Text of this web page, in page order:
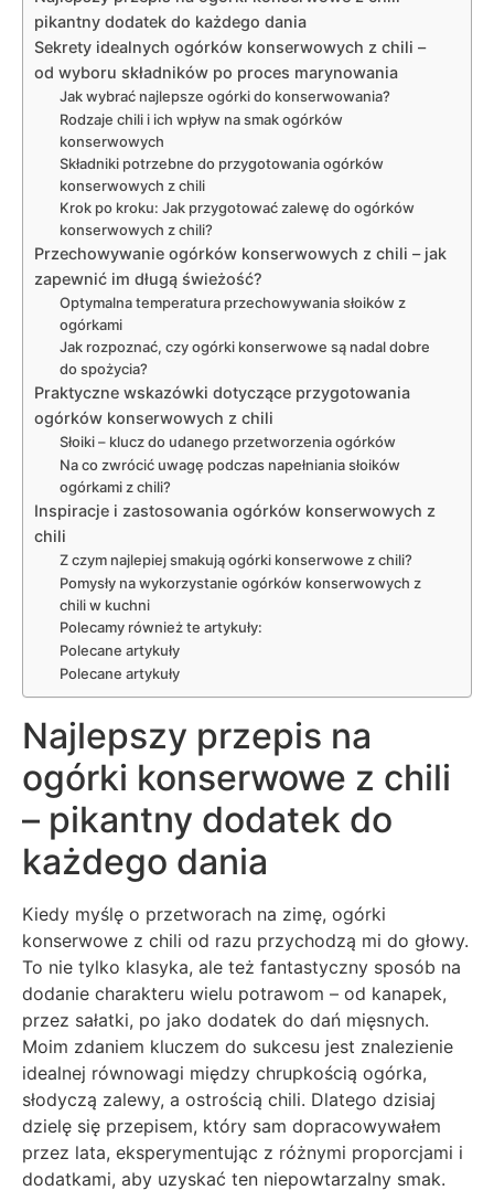
pikantny dodatek do każdego dania
Sekrety idealnych ogórków konserwowych z chili –
od wyboru składników po proces marynowania
Jak wybrać najlepsze ogórki do konserwowania?
Rodzaje chili i ich wpływ na smak ogórków
konserwowych
Składniki potrzebne do przygotowania ogórków
konserwowych z chili
Krok po kroku: Jak przygotować zalewę do ogórków
konserwowych z chili?
Przechowywanie ogórków konserwowych z chili – jak
zapewnić im długą świeżość?
Optymalna temperatura przechowywania słoików z
ogórkami
Jak rozpoznać, czy ogórki konserwowe są nadal dobre
do spożycia?
Praktyczne wskazówki dotyczące przygotowania
ogórków konserwowych z chili
Słoiki – klucz do udanego przetworzenia ogórków
Na co zwrócić uwagę podczas napełniania słoików
ogórkami z chili?
Inspiracje i zastosowania ogórków konserwowych z
chili
Z czym najlepiej smakują ogórki konserwowe z chili?
Pomysły na wykorzystanie ogórków konserwowych z
chili w kuchni
Polecamy również te artykuły:
Polecane artykuły
Polecane artykuły
Najlepszy przepis na
ogórki konserwowe z chili
– pikantny dodatek do
każdego dania
Kiedy myślę o przetworach na zimę, ogórki
konserwowe z chili od razu przychodzą mi do głowy.
To nie tylko klasyka, ale też fantastyczny sposób na
dodanie charakteru wielu potrawom – od kanapek,
przez sałatki, po jako dodatek do dań mięsnych.
Moim zdaniem kluczem do sukcesu jest znalezienie
idealnej równowagi między chrupkością ogórka,
słodyczą zalewy, a ostrością chili. Dlatego dzisiaj
dzielę się przepisem, który sam dopracowywałem
przez lata, eksperymentując z różnymi proporcjami i
dodatkami, aby uzyskać ten niepowtarzalny smak.